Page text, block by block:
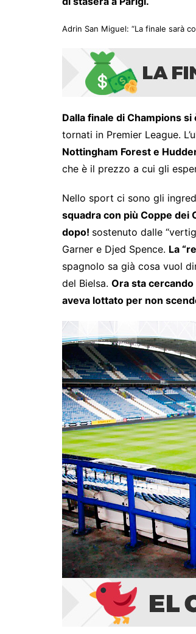
Adrin San Miguel: “La finale sarà
Dalla finale di Champions
tornati in Premier League.
Nottingham Forest e
che è il prezzo a cui gli
Nello sport ci sono gli
squadra con più Coppe dei
dopo! sostenuto dalle
Garner e Djed Spence. La
spagnolo sa già cosa vuol
del Bielsa. Ora sta
aveva lottato per non